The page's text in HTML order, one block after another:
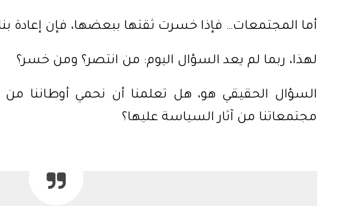
أما المجتمعات… فإذا خسرت ثقتها ببعضها، فإن إعادة
لهذا، ربما لم يعد السؤال اليوم: من انتصر؟ ومن خسر؟
السؤال الحقيقي هو، هل تعلمنا أن نحمي أوطاننا
مجتمعاتنا من آثار السياسة عليها؟